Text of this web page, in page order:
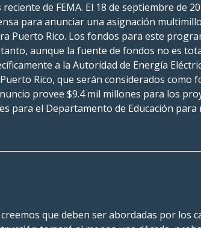
de FEMA. El 18 de septiembre de
para anunciar una asignación
Puerto Rico. Los fondos para este
aunque la fuente de fondos no es
a la Autoridad de Energía
Rico, que serán considerados como
provee $9.4 mil millones para los
para el Departamento de Educación
que deben ser abordadas por los